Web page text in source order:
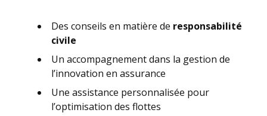
Des conseils en matière de responsabilité
civile
Un accompagnement dans la gestion de
l’innovation en assurance
Une assistance personnalisée pour
l’optimisation des flottes